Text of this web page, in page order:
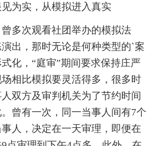
为实，从模拟进入真实
次观看社团举办的模拟法
出，那时无论是何种类型的`案
化，“庭审”期间要求保持庄严
相比模拟要灵活得多，很多时
双方及审判机关为了节约时间
曾有一次，同一当事人间有7个
人，决定在一天审理，即便在